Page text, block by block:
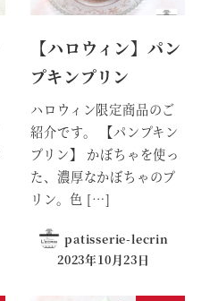
【ハロウィン】パン
プキンプリン
ハロウィン限定商品のご
紹介です。 【パンプキン
プリン】 かぼちゃを使っ
た、濃厚なかぼちゃのプ
リン。色 […]
patisserie-lecrin
2023年10月23日